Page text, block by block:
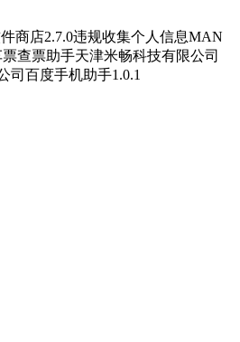
商店2.7.0违规收集个人信息MAN
查票助手天津米畅科技有限公司
司百度手机助手1.0.1